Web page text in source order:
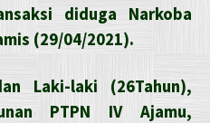
diduga Narkoba
(29/04/2021).
Laki-laki (26Tahun),
PTPN IV Ajamu,